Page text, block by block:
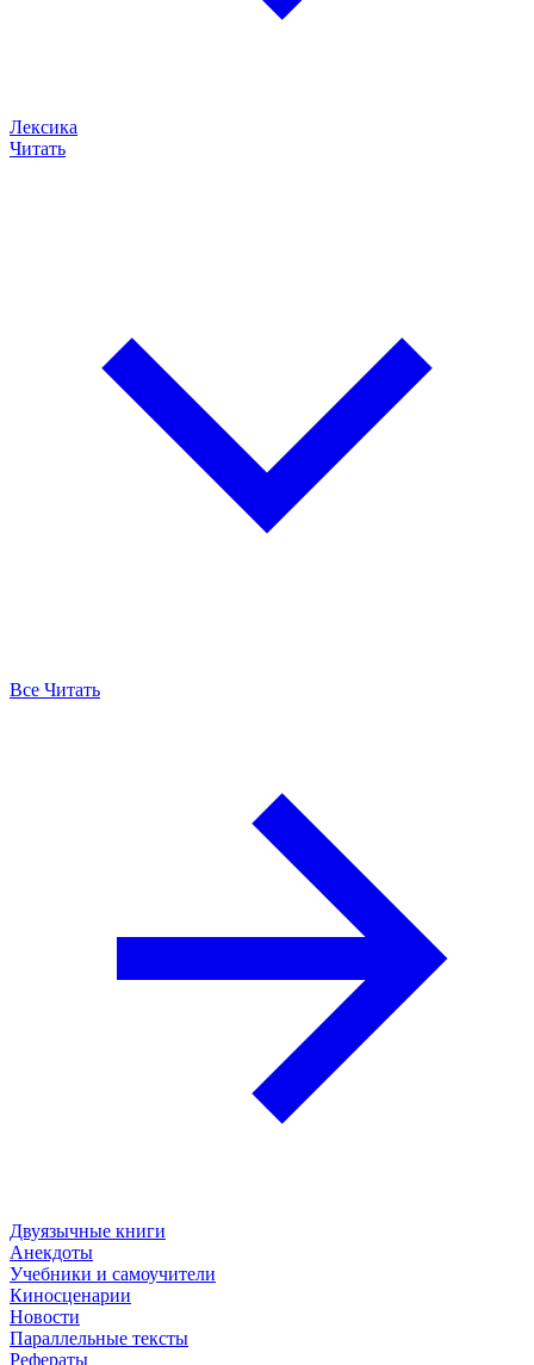
Лексика
Читать
Все Читать
Двуязычные книги
Анекдоты
Учебники и самоучители
Киносценарии
Новости
Параллельные тексты
Рефераты